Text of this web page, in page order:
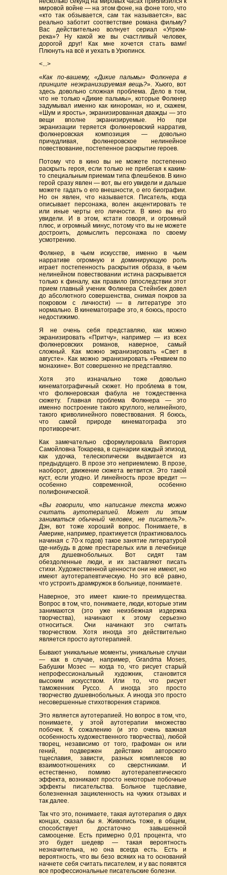
мировой войне — на этом фоне, на фоне того, что
«кто так обзывается, сам так называется», вас
реально заботит соответствие романа фильму?
Вас действительно волнует сериал «Угрюм-
река»? Ну какой же вы счастливый человек,
дорогой друг! Как мне хочется стать вами!
Плюнуть на всё и уехать в Урюпинск.
<...>
«Как по-вашему, «Дикие пальмы» Фолкнера в
принципе неэкранизируемая вещь?». Хьюго, вот
здесь довольно сложная проблема. Дело в том,
что не только «Дикие пальмы», которые Фолкнер
задумывал именно как кинороман, но и, скажем,
«Шум и ярость», экранизированная дважды — это
вещи вполне экранизируемые. Но при
экранизации теряется фолкнеровский нарратив,
фолкнеровская композиция — довольно
причудливая, фолкнеровское нелинейное
повествование, постепенное раскрытие героев.
Потому что в кино вы не можете постепенно
раскрыть героя, если только не прибегая к каким-
то специальным приемам типа флешбеков. В кино
герой сразу явлен — вот, вы его увидели и дальше
можете гадать о его внешности, о его биографии.
Но он явлен, что называется. Писатель, когда
описывает персонажа, волен акцентировать те
или иные черты его личности. В кино вы его
увидели. И в этом, кстати говоря, и огромный
плюс, и огромный минус, потому что вы не можете
достроить, домыслить персонажа по своему
усмотрению.
Фолкнер, в чьем искусстве, именно в чьем
нарративе огромную и доминирующую роль
играет постепенность раскрытия образа, в чьем
нелинейном повествовании истина раскрывается
только к финалу, как правило (впоследствии этот
прием главный ученик Фолкнера Стейнбек довел
до абсолютного совершенства, снимая покров за
покровом с личности) — в литературе это
нормально. В кинематографе это, я боюсь, просто
недостижимо.
Я не очень себя представляю, как можно
экранизировать «Притчу», например — из всех
фолкнеровских романов, наверное, самый
сложный. Как можно экранизировать «Свет в
августе». Как можно экранизировать «Реквием по
монахине». Вот совершенно не представляю.
Хотя это изначально тоже довольно
кинематографичный сюжет. Но проблема в том,
что фолкнеровская фабула не тождественна
сюжету. Главная проблема Фолкнера — это
именно построение такого круглого, нелинейного,
такого криволинейного повествования. Я боюсь,
что самой природе кинематографа это
противоречит.
Как замечательно сформулировала Виктория
Самойловна Токарева, в сценарии каждый эпизод,
как удочка, телескопически выдвигается из
предыдущего. В прозе это неприемлемо. В прозе,
наоборот, движение сюжета ветвится. Это такой
куст, если угодно. И линейность прозе вредит —
особенно современной, особенно
полифонической.
«Вы говорили, что написание текста можно
считать аутотерапией. Может ли этим
заниматься обычный человек, не писатель?».
Дэн, вот тоже хороший вопрос. Понимаете, в
Америке, например, практикуется (практиковалось
начиная с 70-х годов) такое занятие литературой
где-нибудь в доме престарелых или в лечебнице
для душевнобольных. Вот сидят там
обездоленные люди, и их заставляют писать
стихи. Художественной ценности они не имеют, но
имеют аутотерапевтическую. Но это всё равно,
что устроить драмкружок в больнице, понимаете.
Наверное, это имеет какие-то преимущества.
Вопрос в том, что, понимаете, люди, которые этим
занимаются (это уже неизбежная издержка
творчества), начинают к этому серьезно
относиться. Они начинают это считать
творчеством. Хотя иногда это действительно
является просто аутотерапией.
Бывают уникальные моменты, уникальные случаи
— как в случае, например, Grandma Moses,
Бабушки Мозес — когда то, что рисует старый
непрофессиональный художник, становится
высоким искусством. Или то, что рисует
таможенник Руссо. А иногда это просто
творчество душевнобольных. А иногда это просто
несовершенные стихотворения стариков.
Это является аутотерапией. Но вопрос в том, что,
понимаете, у этой аутотерапии множество
побочек. К сожалению (и это очень важная
особенность художественного творчества), любой
творец, независимо от того, графоман он или
гений, подвержен действию авторского
тщеславия, зависти, разных комплексов во
взаимоотношениях со сверстниками. И
естественно, помимо аутотерапевтического
эффекта, возникают просто некоторые побочные
эффекты писательства. Больное тщеславие,
болезненная зацикленность на чужих отзывах и
так далее.
Так что это, понимаете, такая аутотерапия о двух
концах, сказал бы я. Живопись тоже, в общем,
способствует достаточно завышенной
самооценке. Есть примерно 0,01 процента, что
это будет шедевр — такая вероятность
незначительна, но она всегда есть. Есть и
вероятность, что вы безо всяких на то оснований
начнете себя считать писателем, и у вас появятся
все профессиональные писательские болезни.